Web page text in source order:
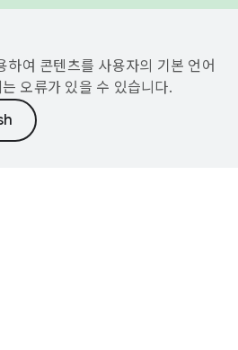
여 콘텐츠를 사용자의 기본 언어
오류가 있을 수 있습니다.